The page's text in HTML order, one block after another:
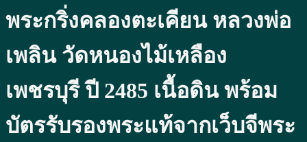
พระกริ่งคลองตะเคียน หลวงพ่อ
เพลิน วัดหนองไม้เหลือง
เพชรบุรี ปี 2485 เนื้อดิน พร้อม
บัตรรับรองพระแท้จากเว็บจีพระ